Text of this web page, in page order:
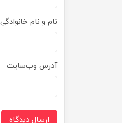
نام و نام خانوادگی
آدرس وب‌سایت
ارسال دیدگاه